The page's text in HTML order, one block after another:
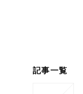
記事一覧